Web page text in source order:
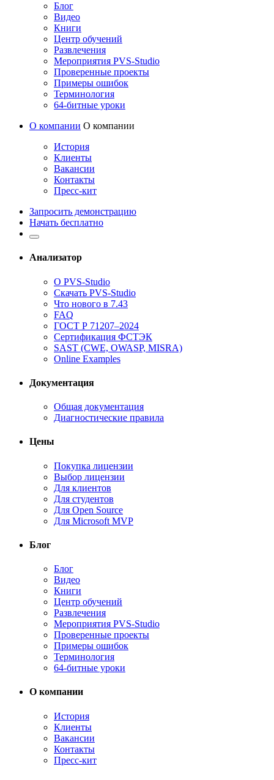
Блог
Видео
Книги
Центр обучений
Развлечения
Мероприятия PVS-Studio
Проверенные проекты
Примеры ошибок
Терминология
64-битные уроки
О компании О компании
История
Клиенты
Вакансии
Контакты
Пресс-кит
Запросить демонстрацию
Начать бесплатно
Анализатор
О PVS-Studio
Скачать PVS-Studio
Что нового в 7.43
FAQ
ГОСТ Р 71207–2024
Сертификация ФСТЭК
SAST (CWE, OWASP, MISRA)
Online Examples
Документация
Общая документация
Диагностические правила
Цены
Покупка лицензии
Выбор лицензии
Для клиентов
Для студентов
Для Open Source
Для Microsoft MVP
Блог
Блог
Видео
Книги
Центр обучений
Развлечения
Мероприятия PVS-Studio
Проверенные проекты
Примеры ошибок
Терминология
64-битные уроки
О компании
История
Клиенты
Вакансии
Контакты
Пресс-кит